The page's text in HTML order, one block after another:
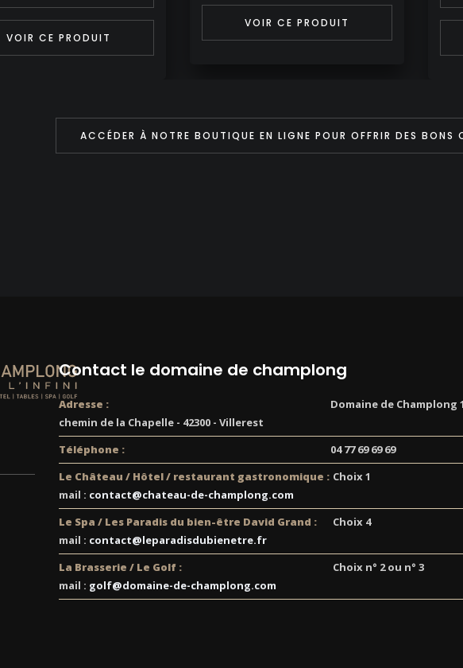
VOIR CE PRODUIT
VOIR CE PRODUIT
ACCÉDER À NOTRE BOUTIQUE EN LIGNE POUR OFFRIR DES BONS
Contact le domaine de champlong
Adresse :
Domaine de Champlong
chemin de la Chapelle - 42300 - Villerest
Téléphone :
04 77 69 69 69
Le Château / Hôtel / restaurant gastronomique : Choix 1
mail : contact@chateau-de-champlong.com
Le Spa / Les Paradis du bien-être David Grand :
Choix 4
mail : contact@leparadisdubienetre.fr
La Brasserie / Le Golf :
Choix n° 2 ou n° 3
mail : golf@domaine-de-champlong.com